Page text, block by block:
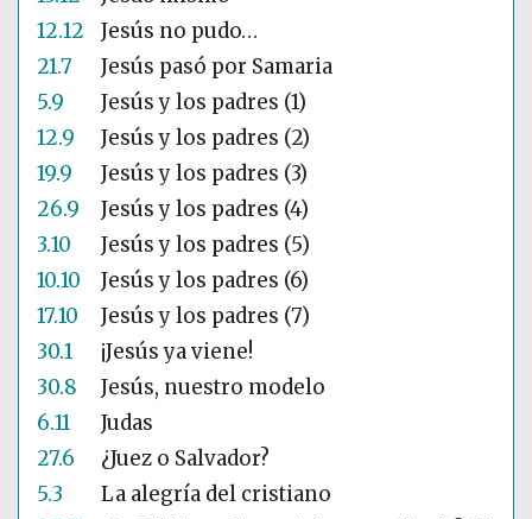
12.12
Jesús no pudo…
21.7
Jesús pasó por Samaria
5.9
Jesús y los padres (1)
12.9
Jesús y los padres (2)
19.9
Jesús y los padres (3)
26.9
Jesús y los padres (4)
3.10
Jesús y los padres (5)
10.10
Jesús y los padres (6)
17.10
Jesús y los padres (7)
30.1
¡Jesús ya viene!
30.8
Jesús, nuestro modelo
6.11
Judas
27.6
¿Juez o Salvador?
5.3
La alegría del cristiano